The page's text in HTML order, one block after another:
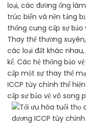
loại, các đường ống
trúc biển và nền tảng
thống cung cấp sự
Thay thế thường
các loại đất khác
kể. Các hệ thống bảo
cấp một sự thay thế
ICCP tùy chỉnh thể
cấp sự bảo vệ vô song